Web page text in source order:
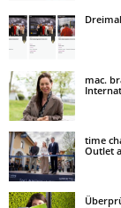
mac.
time
Outlet